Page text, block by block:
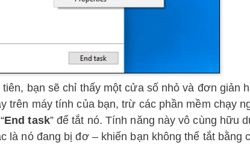
bạn sẽ chỉ thấy một cửa số nhỏ và đơn giản
trên máy tính của bạn, trừ các phần mềm chạy
End task” để tắt nó. Tính năng này vô cùng hữu
là nó đang bị đơ – khiến bạn không thể tắt bằng